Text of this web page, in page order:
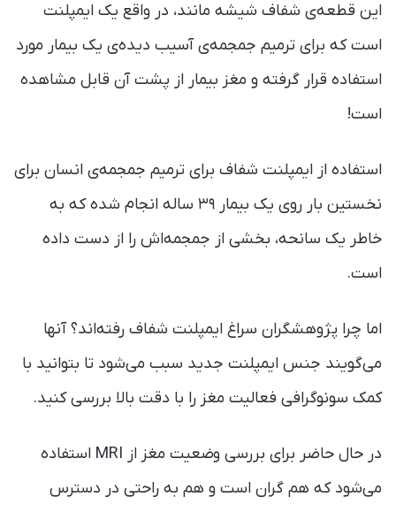
این قطعه‌ی شفاف شیشه مانند، در واقع یک ایمپلنت
است که برای ترمیم جمجمه‌ی آسیب دیده‌ی یک بیمار مورد
استفاده قرار گرفته و مغز بیمار از پشت آن قابل مشاهده
است!
استفاده از ایمپلنت شفاف برای ترمیم جمجمه‌ی انسان برای
نخستین بار روی یک بیمار ۳۹ ساله انجام شده که به
خاطر یک سانحه، بخشی از جمجمه‌اش را از دست داده
است.
اما چرا پژوهشگران سراغ ایمپلنت شفاف رفته‌اند؟ آنها
می‌گویند جنس ایمپلنت جدید سبب می‌شود تا بتوانید با
کمک سونوگرافی فعالیت مغز را با دقت بالا بررسی کنید.
در حال حاضر برای بررسی وضعیت مغز از MRI استفاده
می‌شود که هم گران است و هم به راحتی در دسترس